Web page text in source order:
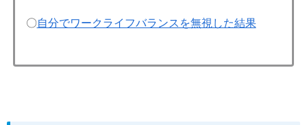
〇自分でワークライフバランスを無視した結果